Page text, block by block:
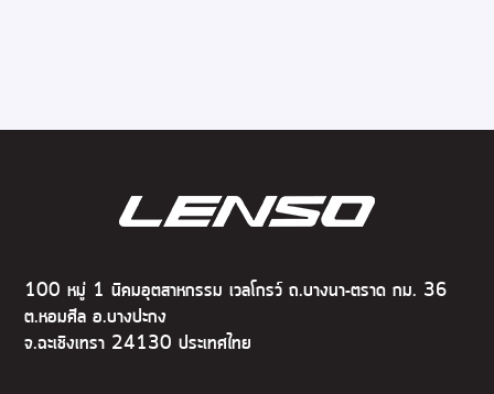
100 หมู่ 1 นิคมอุตสาหกรรม เวลโกรว์ ถ.บางนา-ตราด กม. 36
ต.หอมศีล อ.บางปะกง
จ.ฉะเชิงเทรา 24130 ประเทศไทย